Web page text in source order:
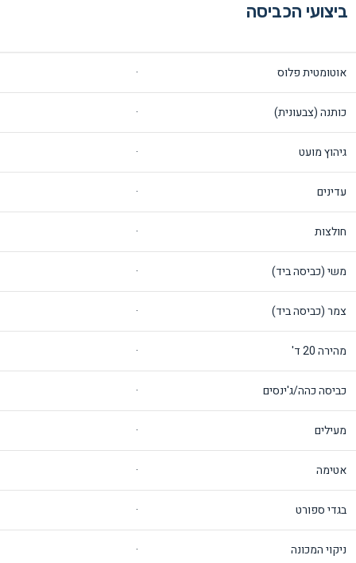
ביצועי הכביסה
אוטומטית פלוס ·
כותנה (צבעונית) ·
גיהוץ מועט ·
עדינים ·
חולצות ·
משי (כביסה ביד) ·
צמר (כביסה ביד) ·
מהירה 20 ד' ·
כביסה כהה/ג'ינסים ·
מעילים ·
אטימה ·
בגדי ספורט ·
ניקוי המכונה ·